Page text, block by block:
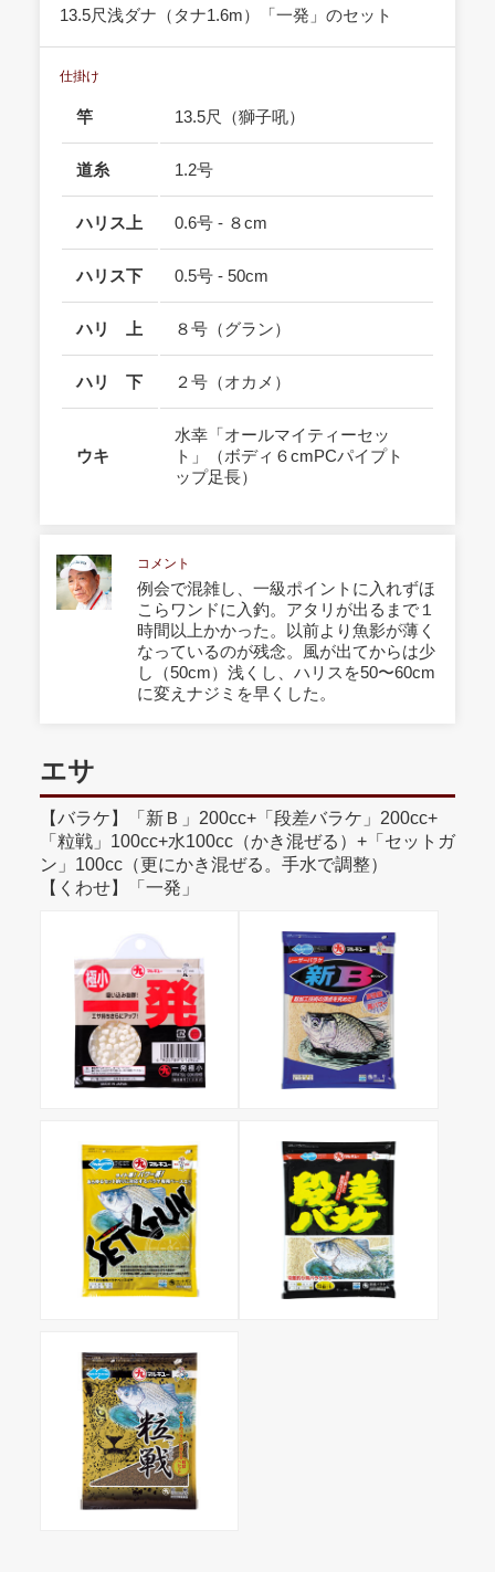
13.5尺浅ダナ（タナ1.6m）「一発」のセット
仕掛け
竿 13.5尺（獅子吼）
道糸 1.2号
ハリス上 0.6号 - ８cm
ハリス下 0.5号 - 50cm
ハリ 上 ８号（グラン）
ハリ 下 ２号（オカメ）
ウキ
水幸「オールマイティーセッ
ト」（ボディ６cmPCパイプト
ップ足長）
コメント
例会で混雑し、一級ポイントに入れずほ
こらワンドに入釣。アタリが出るまで１
時間以上かかった。以前より魚影が薄く
なっているのが残念。風が出てからは少
し（50cm）浅くし、ハリスを50〜60cm
に変えナジミを早くした。
エサ
【バラケ】「新Ｂ」200cc+「段差バラケ」200cc+
「粒戦」100cc+水100cc（かき混ぜる）+「セットガ
ン」100cc（更にかき混ぜる。手水で調整）
【くわせ】「一発」